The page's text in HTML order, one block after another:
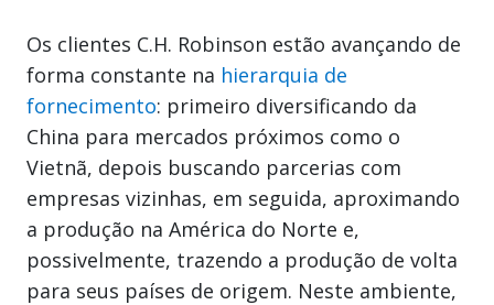
Os clientes C.H. Robinson estão avançando de
forma constante na hierarquia de
fornecimento: primeiro diversificando da
China para mercados próximos como o
Vietnã, depois buscando parcerias com
empresas vizinhas, em seguida, aproximando
a produção na América do Norte e,
possivelmente, trazendo a produção de volta
para seus países de origem. Neste ambiente,